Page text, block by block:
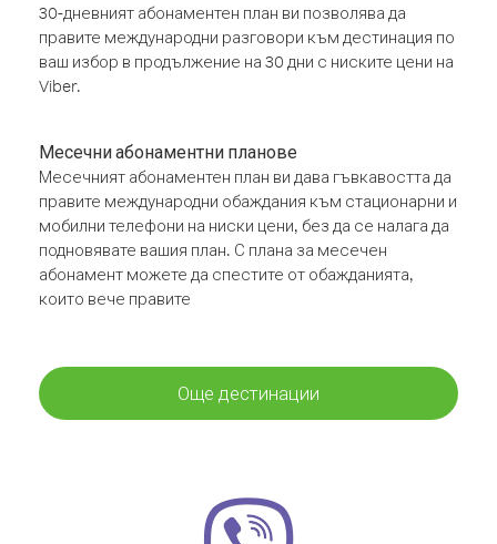
30-дневният абонаментен план ви позволява да
правите международни разговори към дестинация по
ваш избор в продължение на 30 дни с ниските цени на
Viber.
Месечни абонаментни планове
Месечният абонаментен план ви дава гъвкавостта да
правите международни обаждания към стационарни и
мобилни телефони на ниски цени, без да се налага да
подновявате вашия план. С плана за месечен
абонамент можете да спестите от обажданията,
които вече правите
Още дестинации